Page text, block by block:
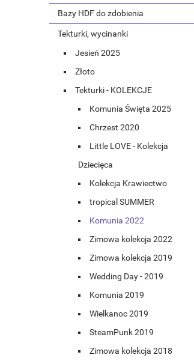
Bazy HDF do zdobienia
Tekturki, wycinanki
Jesień 2025
Złoto
Tekturki - KOLEKCJE
Komunia Święta 2025
Chrzest 2020
Little LOVE - Kolekcja
Dziecięca
Kolekcja Krawiectwo
tropical SUMMER
Komunia 2022
Zimowa kolekcja 2022
Zimowa kolekcja 2019
Wedding Day - 2019
Komunia 2019
Wielkanoc 2019
SteamPunk 2019
Zimowa kolekcja 2018